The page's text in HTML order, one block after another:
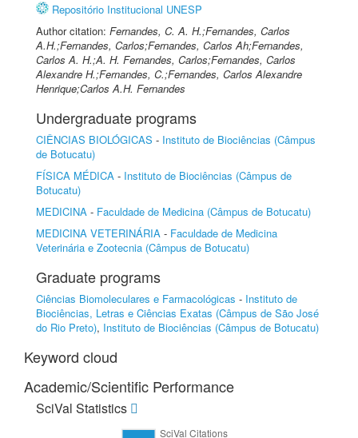
Repositório Institucional UNESP
Author citation: Fernandes, C. A. H.;Fernandes, Carlos
A.H.;Fernandes, Carlos;Fernandes, Carlos Ah;Fernandes,
Carlos A. H.;A. H. Fernandes, Carlos;Fernandes, Carlos
Alexandre H.;Fernandes, C.;Fernandes, Carlos Alexandre
Henrique;Carlos A.H. Fernandes
Undergraduate programs
CIÊNCIAS BIOLÓGICAS - Instituto de Biociências (Câmpus
de Botucatu)
FÍSICA MÉDICA - Instituto de Biociências (Câmpus de
Botucatu)
MEDICINA - Faculdade de Medicina (Câmpus de Botucatu)
MEDICINA VETERINÁRIA - Faculdade de Medicina
Veterinária e Zootecnia (Câmpus de Botucatu)
Graduate programs
Ciências Biomoleculares e Farmacológicas - Instituto de
Biociências, Letras e Ciências Exatas (Câmpus de São José
do Rio Preto), Instituto de Biociências (Câmpus de Botucatu)
Keyword cloud
Academic/Scientific Performance
SciVal Statistics